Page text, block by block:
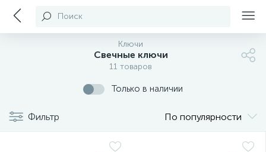
Поиск
Ключи
Свечные ключи
11 товаров
Только в наличии
Фильтр По популярности